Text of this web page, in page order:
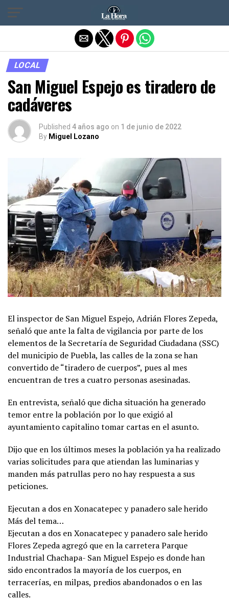
LOCAL
San Miguel Espejo es tiradero de
cadáveres
Published 4 años ago on 1 de junio de 2022
By Miguel Lozano
El inspector de San Miguel Espejo, Adrián Flores Zepeda,
señaló que ante la falta de vigilancia por parte de los
elementos de la Secretaría de Seguridad Ciudadana (SSC)
del municipio de Puebla, las calles de la zona se han
convertido de “tiradero de cuerpos”, pues al mes
encuentran de tres a cuatro personas asesinadas.
En entrevista, señaló que dicha situación ha generado
temor entre la población por lo que exigió al
ayuntamiento capitalino tomar cartas en el asunto.
Dijo que en los últimos meses la población ya ha realizado
varias solicitudes para que atiendan las luminarias y
manden más patrullas pero no hay respuesta a sus
peticiones.
Ejecutan a dos en Xonacatepec y panadero sale herido
Más del tema…
Ejecutan a dos en Xonacatepec y panadero sale herido
Flores Zepeda agregó que en la carretera Parque
Industrial Chachapa- San Miguel Espejo es donde han
sido encontrados la mayoría de los cuerpos, en
terracerías, en milpas, predios abandonados o en las
calles.
Salir de la versión móvil